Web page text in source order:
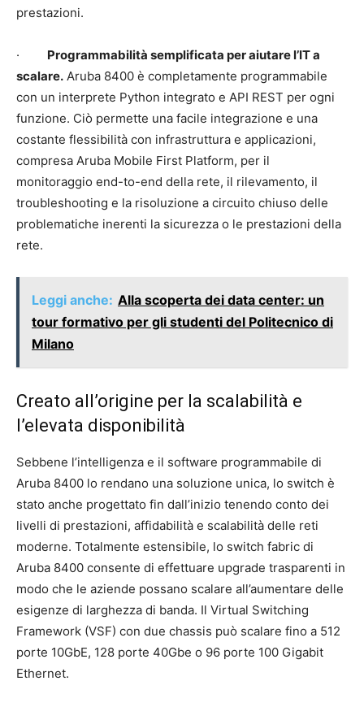
prestazioni.
·
Programmabilità semplificata per aiutare l’IT a
scalare. Aruba 8400 è completamente programmabile
con un interprete Python integrato e API REST per ogni
funzione. Ciò permette una facile integrazione e una
costante flessibilità con infrastruttura e applicazioni,
compresa Aruba Mobile First Platform, per il
monitoraggio end-to-end della rete, il rilevamento, il
troubleshooting e la risoluzione a circuito chiuso delle
problematiche inerenti la sicurezza o le prestazioni della
rete.
Leggi anche: Alla scoperta dei data center: un
tour formativo per gli studenti del Politecnico di
Milano
Creato all’origine per la scalabilità e
l’elevata disponibilità
Sebbene l’intelligenza e il software programmabile di
Aruba 8400 lo rendano una soluzione unica, lo switch è
stato anche progettato fin dall’inizio tenendo conto dei
livelli di prestazioni, affidabilità e scalabilità delle reti
moderne. Totalmente estensibile, lo switch fabric di
Aruba 8400 consente di effettuare upgrade trasparenti in
modo che le aziende possano scalare all’aumentare delle
esigenze di larghezza di banda. Il Virtual Switching
Framework (VSF) con due chassis può scalare fino a 512
porte 10GbE, 128 porte 40Gbe o 96 porte 100 Gigabit
Ethernet.